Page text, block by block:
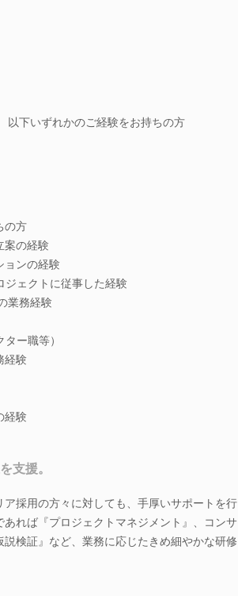
以下いずれかのご経験をお持ちの方
の方
案の経験
ョンの経験
ジェクトに従事した経験
業務経験
ー職等）
経験
経験
支援。
採用の方々に対しても、手厚いサポートを行
れば『プロジェクトマネジメント』、コンサ
検証』など、業務に応じたきめ細やかな研修